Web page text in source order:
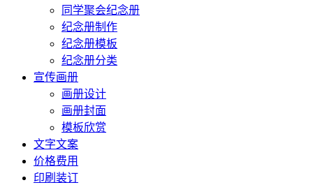
同学聚会纪念册
纪念册制作
纪念册模板
纪念册分类
宣传画册
画册设计
画册封面
模板欣赏
文字文案
价格费用
印刷装订